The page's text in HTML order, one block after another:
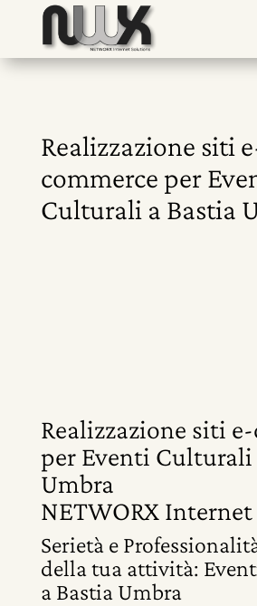
Realizzazione siti
commerce per
Culturali a Bastia
Realizzazione siti
per Eventi Culturali
Umbra
NETWORX
Serietà e
della tua attività:
a Bastia Umbra